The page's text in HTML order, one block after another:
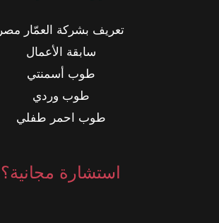
تعريف بشركة العمّار مصر
سابقة الأعمال
طوب أسمنتي
طوب وردي
طوب احمر طفلي
استشارة مجانية؟